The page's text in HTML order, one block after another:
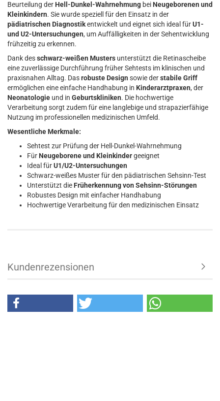
Beurteilung der Hell-Dunkel-Wahrnehmung bei Neugeborenen und
Kleinkindern. Sie wurde speziell für den Einsatz in der
pädiatrischen Diagnostikentwickelt und eignet sich ideal fürU1-
und U2-Untersuchungen, um Auffälligkeiten in der Sehentwicklung
frühzeitig zu erkennen.
Dank desschwarz-weißen Musters unterstützt die Retinascheibe
eine zuverlässige Durchführung früher Sehtests im klinischen und
praxisnahen Alltag. Dasrobuste Design sowie derstabile Griff
ermöglichen eine einfache Handhabung in Kinderarztpraxen, der
Neonatologie und in Geburtskliniken. Die hochwertige
Verarbeitung sorgt zudem für eine langlebige und strapazierfähige
Nutzung im professionellen medizinischen Umfeld.
Wesentliche Merkmale:
Sehtest zur Prüfung der Hell-Dunkel-Wahrnehmung
Für Neugeborene und Kleinkindergeeignet
Ideal fürU1/U2-Untersuchungen
Schwarz-weißes Muster für den pädiatrischen Sehsinn-Test
Unterstützt die Früherkennung von Sehsinn-Störungen
Robustes Design mit einfacher Handhabung
Hochwertige Verarbeitung für den medizinischen Einsatz
Kundenrezensionen